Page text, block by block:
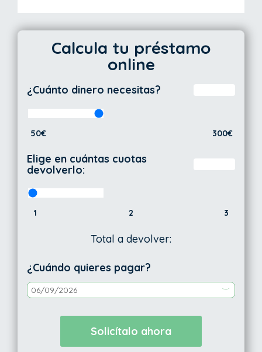
Calcula tu préstamo
online
¿Cuánto dinero necesitas?
50€ 300€
Elige en cuántas cuotas
devolverlo:
1 2 3
Total a devolver:
¿Cuándo quieres pagar?